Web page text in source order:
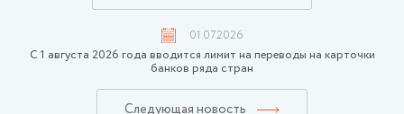
01.07.2026
С 1 августа 2026 года вводится лимит на переводы на карточки
банков ряда стран
Следующая новость